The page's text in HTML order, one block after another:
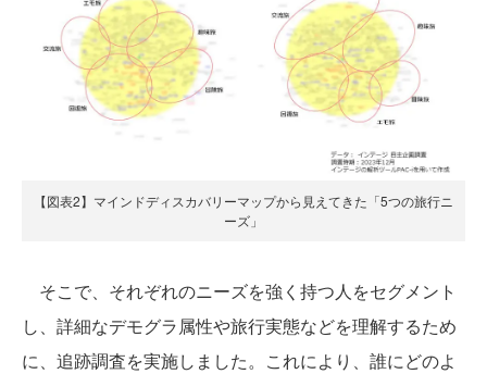
【図表2】マインドディスカバリーマップから見えてきた「5つの旅行ニ
ーズ」
そこで、それぞれのニーズを強く持つ人をセグメント
し、詳細なデモグラ属性や旅行実態などを理解するため
に、追跡調査を実施しました。これにより、誰にどのよ